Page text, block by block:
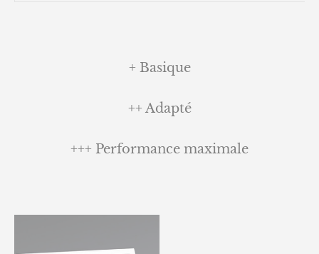
+ Basique
++ Adapté
+++ Performance maximale